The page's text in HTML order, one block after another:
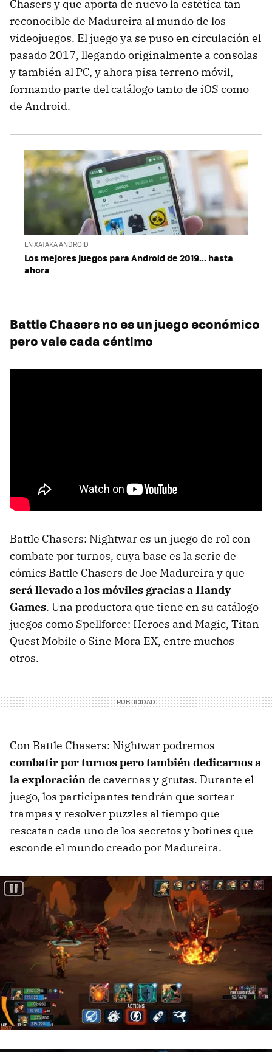
Chasers y que aporta de nuevo la estética tan
reconocible de Madureira al mundo de los
videojuegos. El juego ya se puso en circulación el
pasado 2017, llegando originalmente a consolas
y también al PC, y ahora pisa terreno móvil,
formando parte del catálogo tanto de iOS como
de Android.
EN XATAKA ANDROID
Los mejores juegos para Android de 2019... hasta
ahora
Battle Chasers no es un juego económico
pero vale cada céntimo
Battle Chasers: Nightwar es un juego de rol con
combate por turnos, cuya base es la serie de
cómics Battle Chasers de Joe Madureira y que
será llevado a los móviles gracias a Handy
Games. Una productora que tiene en su catálogo
juegos como Spellforce: Heroes and Magic, Titan
Quest Mobile o Sine Mora EX, entre muchos
otros.
Con Battle Chasers: Nightwar podremos
combatir por turnos pero también dedicarnos a
la exploración de cavernas y grutas. Durante el
juego, los participantes tendrán que sortear
trampas y resolver puzzles al tiempo que
rescatan cada uno de los secretos y botines que
esconde el mundo creado por Madureira.